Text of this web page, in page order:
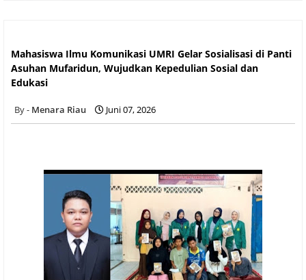
Mahasiswa Ilmu Komunikasi UMRI Gelar Sosialisasi di Panti
Asuhan Mufaridun, Wujudkan Kepedulian Sosial dan
Edukasi
Menara Riau Juni 07, 2026